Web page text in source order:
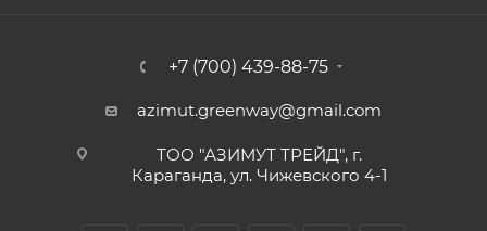
+7 (700) 439-88-75
azimut.greenway@gmail.com
ТОО "АЗИМУТ ТРЕЙД", г.
Караганда, ул. Чижевского 4-1